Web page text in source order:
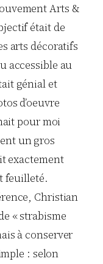
Arts &
était de
arts décoratifs
accessible au
génial et
d’oeuvre
pour moi
un gros
exactement
feuilleté.
Christian
« strabisme
à conserver
: selon